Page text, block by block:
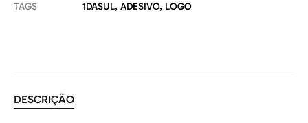
TAGS
1DASUL, ADESIVO, LOGO
DESCRIÇÃO